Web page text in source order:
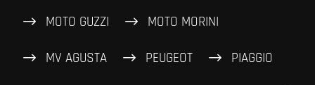
MOTO GUZZI MOTO MORINI
MV AGUSTA PEUGEOT PIAGGIO